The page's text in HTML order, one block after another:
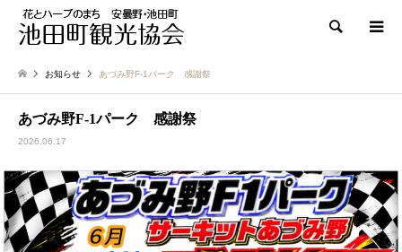
検索
お知らせ あづみ野F-1パーク 感謝祭
あづみ野F-1パーク 感謝祭
2026.06.17